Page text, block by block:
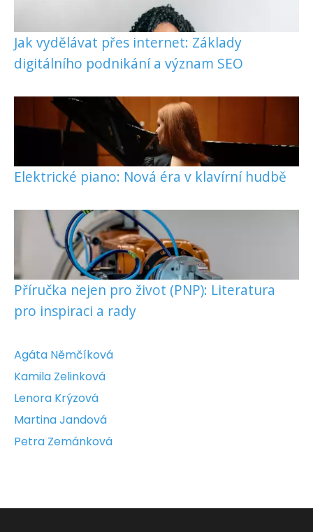
Jak vydělávat přes internet: Základy
digitálního podnikání a význam SEO
Elektrické piano: Nová éra v klavírní hudbě
Příručka nejen pro život (PNP): Literatura
pro inspiraci a rady
Agáta Němčíková
Kamila Zelinková
Lenora Krýzová
Martina Jandová
Petra Zemánková